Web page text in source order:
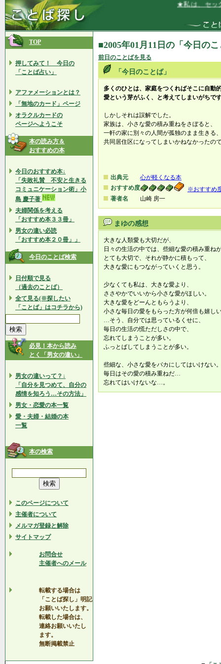
★私は、セック
TOP
押してみて！ 今日の
「ことば占い」
アファメーションとは？
「無地のカード」ページ
オラクルカードの
ページへようこそ
本の読み方＆
おすすめの本
今日のおすすめ本↓
「失敗礼賛 不安と生きる
コミュニケーション術」小
島 慶子著
夫婦関係を考える
「おすすめ本３３冊」
男女の違い必読
「おすすめ本２０冊」」
今日のことば検索
日付順で見る
（過去のことば）
全て見る(※探したい
「ことば」はコチラから)
必見！本から読み
とく「男女の違い」
男女の違いって？↓
「自分を見つめて、自分の
感情を知ろう…その方法」
男女・恋愛の本一覧
愛・夫婦・結婚の本
一覧
本の検索
このページについて
主催者について
メルマガ登録と解除
サイトマップ
お問合せ
主催者へのメール
転載する場合は
「ことば探し」明記
お願いいたします。
転載した場合は、
連絡お願いいたし
ます。
無断掲載禁止
■2005年01月11日の「今日の
前日のことばを見る
「今日のことば」
多くのひとは、家庭をつくればそこに自動
愛という芽がふく、と考えてしまいがちで
しかしそれは誤解でした。
家族は、小さな愛の積み重ねをさぼると、
一軒の家に別々の人間が孤独のまま生きる
共同居住区になってしまいかねなかったの
出典元
心が軽くなる本
おすすめ度
※おすすめ
著者名
山崎 房一
まゆの感想
大きな人類愛も大切だが、
日々の生活の中では、些細な愛の積み重ね
とても大切で、それが静かに積もって、
大きな愛にもつながっていくと思う。
少なくても私は、大きな愛より、
ささやかでいいから小さな愛がほしい。
大きな愛をどーんともらうより、
小さな毎日の愛をもらった方が何倍も嬉し
…そう、自分では思っているくせに、
毎日の生活の慌ただしさの中で、
忘れてしまうことが多い。
ふっとばしてしまうことが多い。
些細な、小さな愛をバカにしてはいけない
毎日はその愛の積み重ねだ…
忘れてはいけないな…。